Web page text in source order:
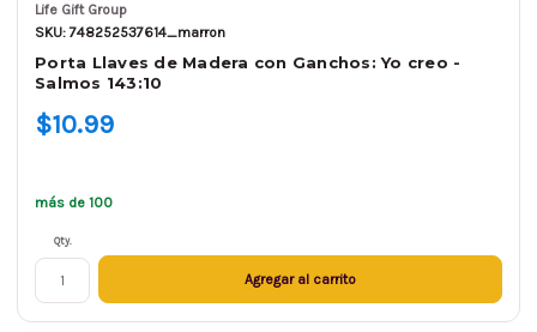
Life Gift Group
SKU: 748252537614_marron
Porta Llaves de Madera con Ganchos: Yo creo -
Salmos 143:10
$10.99
más de 100
Qty.
Agregar al carrito